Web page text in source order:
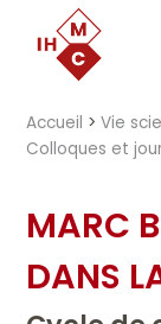
Accueil >Vie
Colloques et
MARC
DANS